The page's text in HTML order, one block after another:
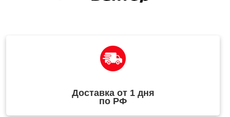
Доставка от 1 дня
по РФ